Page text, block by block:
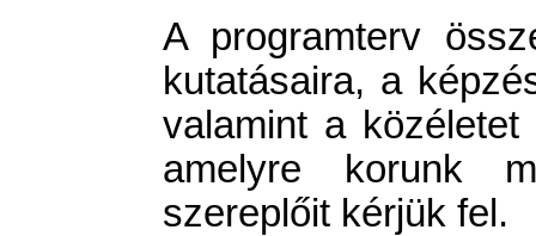
A programterv
kutatásaira, a
valamint a
amelyre korunk
szereplőit kérjük fel.